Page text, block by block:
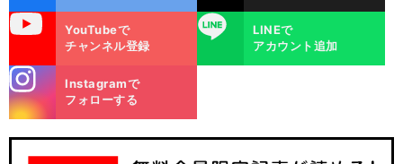
YouTubeで
チャンネル登録
LINE
LINEで
アカウント追加
m
Instagramで
フォローする